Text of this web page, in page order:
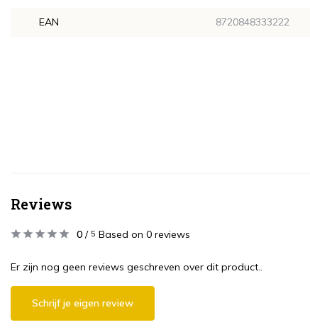
EAN 8720848333222
Reviews
0 / 5 Based on 0 reviews
Er zijn nog geen reviews geschreven over dit product..
Schrijf je eigen review